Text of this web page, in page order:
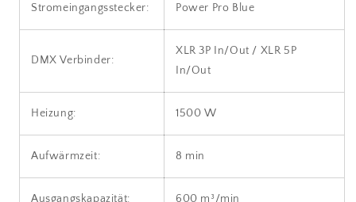
Stromeingangsstecker: Power Pro Blue
DMX Verbinder:
XLR 3P In/Out / XLR 5P
In/Out
Heizung: 1500 W
Aufwärmzeit: 8 min
Ausgangskapazität: 600 m³/min